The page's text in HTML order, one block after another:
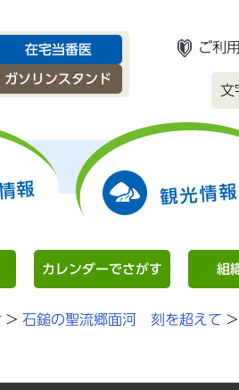
在宅当番医
ガソリンスタンド
ご利
文
報 観光情報
カレンダーでさがす 組
> 石鎚の聖流郷面河 刻を超えて >